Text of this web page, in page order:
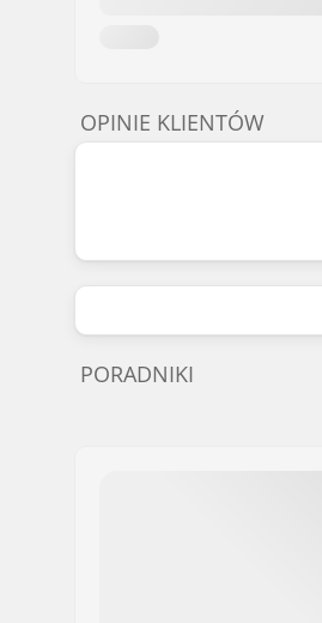
OPINIE KLIENTÓW
PORADNIKI